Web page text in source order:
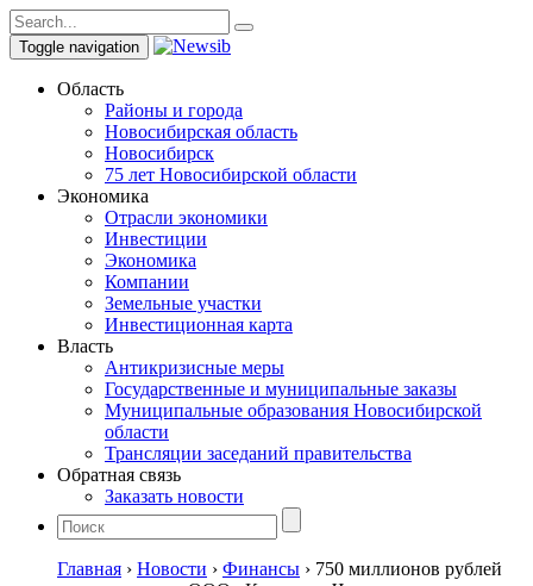
Toggle navigation
Область
Районы и города
Новосибирская область
Новосибирск
75 лет Новосибирской области
Экономика
Отрасли экономики
Инвестиции
Экономика
Компании
Земельные участки
Инвестиционная карта
Власть
Антикризисные меры
Государственные и муниципальные заказы
Муниципальные образования Новосибирской
области
Трансляции заседаний правительства
Обратная связь
Заказать новости
Главная › Новости › Финансы › 750 миллионов рублей